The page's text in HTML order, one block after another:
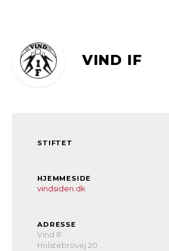
VIND IF
STIFTET
HJEMMESIDE
vindsiden.dk
ADRESSE
Vind IF
Holstebrovej 20